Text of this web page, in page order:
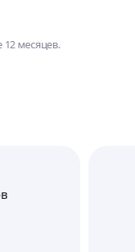
12 месяцев.